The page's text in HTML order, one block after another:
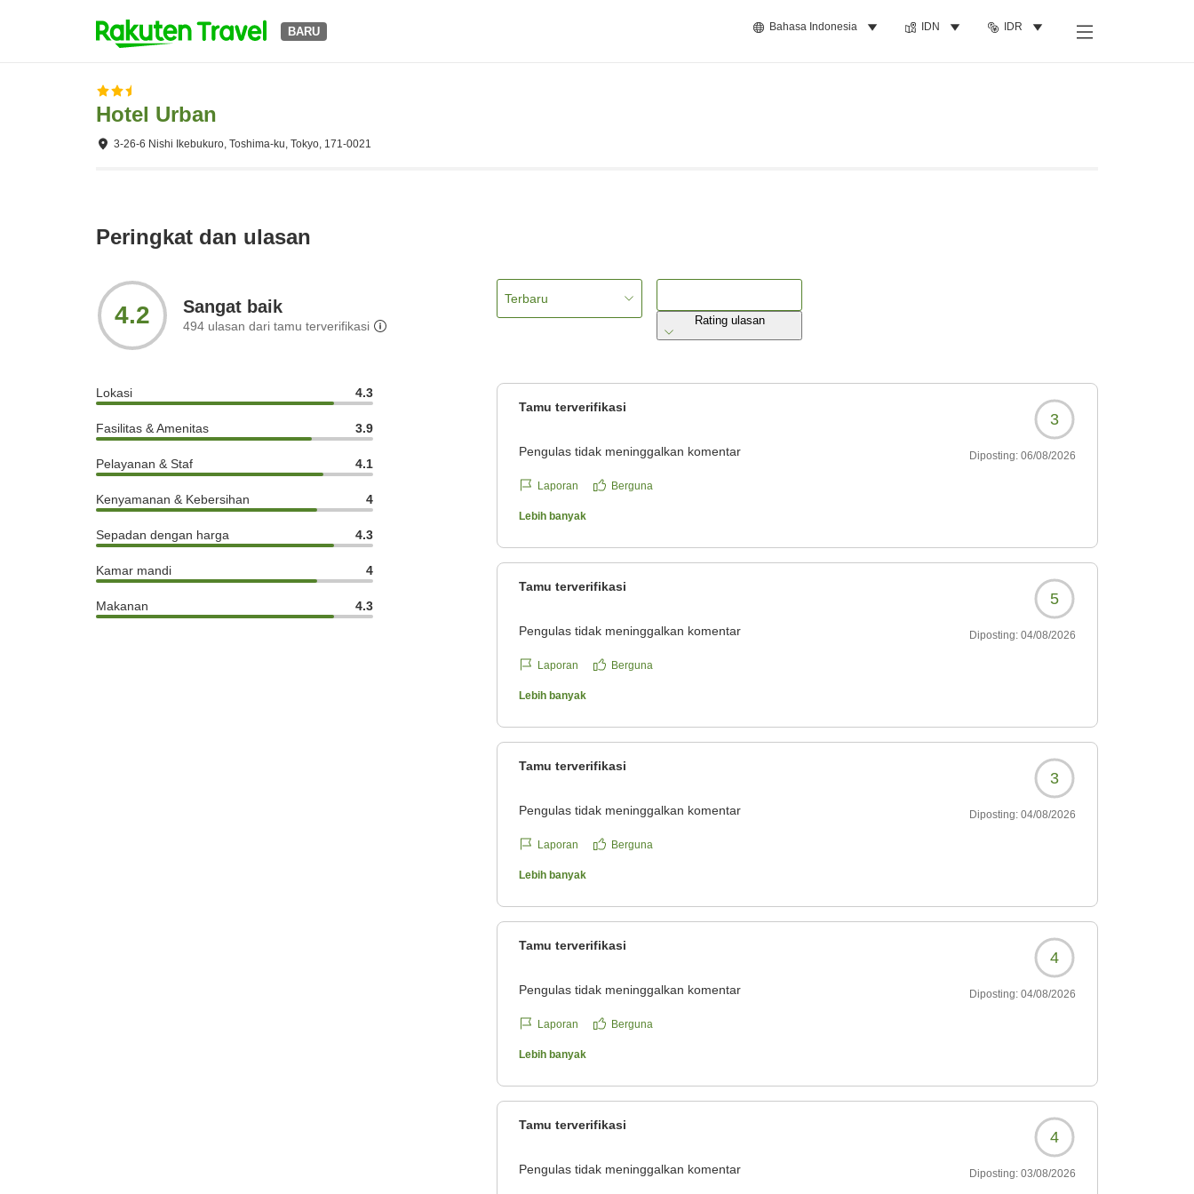
BARU Bahasa Indonesia IDN IDR
Hotel Urban
3-26-6 Nishi Ikebukuro, Toshima-ku, Tokyo, 171-0021
Peringkat dan ulasan
4.2 Sangat baik
494 ulasan dari tamu terverifikasi
Lokasi 4.3
Fasilitas & Amenitas 3.9
Pelayanan & Staf 4.1
Kenyamanan & Kebersihan 4
Sepadan dengan harga 4.3
Kamar mandi 4
Makanan 4.3
Terbaru
Rating ulasan
Tamu terverifikasi
3
Pengulas tidak meninggalkan komentar Diposting: 06/08/2026
Laporan Berguna
Lebih banyak
Tamu terverifikasi
5
Pengulas tidak meninggalkan komentar Diposting: 04/08/2026
Laporan Berguna
Lebih banyak
Tamu terverifikasi
3
Pengulas tidak meninggalkan komentar Diposting: 04/08/2026
Laporan Berguna
Lebih banyak
Tamu terverifikasi
4
Pengulas tidak meninggalkan komentar Diposting: 04/08/2026
Laporan Berguna
Lebih banyak
Tamu terverifikasi
4
Pengulas tidak meninggalkan komentar Diposting: 03/08/2026